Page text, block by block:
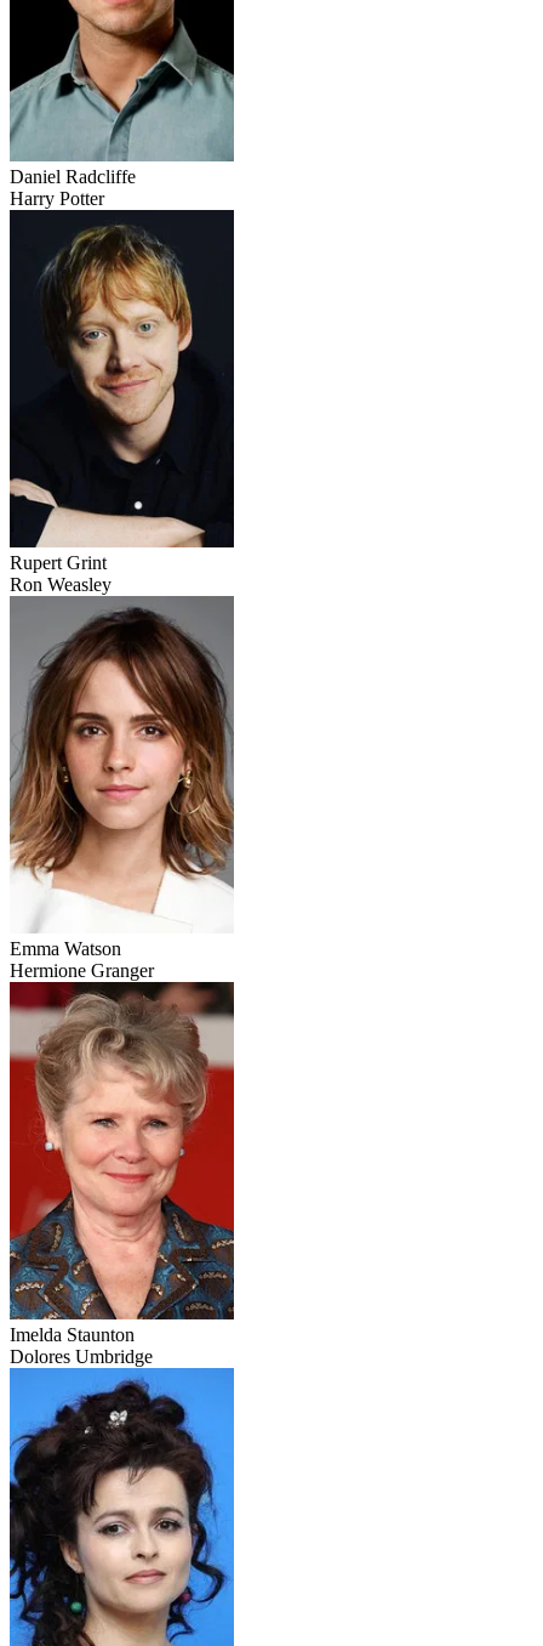
Daniel Radcliffe
Harry Potter
Rupert Grint
Ron Weasley
Emma Watson
Hermione Granger
Imelda Staunton
Dolores Umbridge